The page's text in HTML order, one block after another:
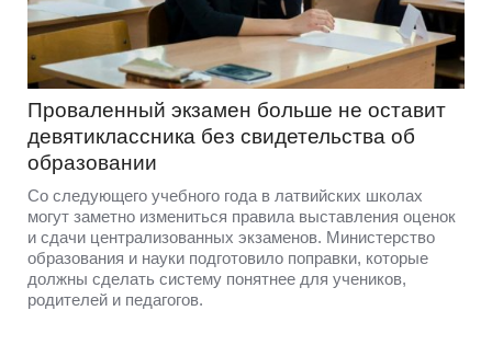
Проваленный экзамен больше не оставит
девятиклассника без свидетельства об
образовании
Со следующего учебного года в латвийских школах
могут заметно измениться правила выставления оценок
и сдачи централизованных экзаменов. Министерство
образования и науки подготовило поправки, которые
должны сделать систему понятнее для учеников,
родителей и педагогов.